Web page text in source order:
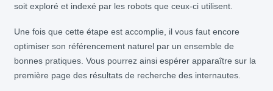
soit exploré et indexé par les robots que ceux-ci utilisent.
Une fois que cette étape est accomplie, il vous faut encore
optimiser son référencement naturel par un ensemble de
bonnes pratiques. Vous pourrez ainsi espérer apparaître sur la
première page des résultats de recherche des internautes.